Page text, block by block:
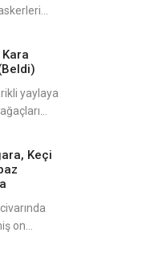
yaylaya
Keçi
on...